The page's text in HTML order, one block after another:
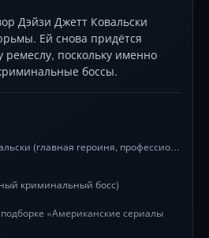
Дэйзи Джетт Ковальски
Ей снова придётся
ремеслу, поскольку именно
боссы.
криминальный босс)
подборке «Американские сериалы